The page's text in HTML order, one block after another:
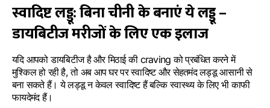
स्वादिष्ट लड्डू: बिना चीनी के बनाएं ये लड्डू –
डायबिटीज मरीजों के लिए एक इलाज
यदि आपको डायबिटीज है और मिठाई की craving को प्रबंधित करने में
मुश्किल हो रही है, तो अब आप घर पर स्वादिष्ट और सेहतमंद लड्डू आसानी से
बना सकते हैं। ये लड्डू न केवल स्वादिष्ट हैं बल्कि स्वास्थ्य के लिए भी काफी
फायदेमंद हैं।